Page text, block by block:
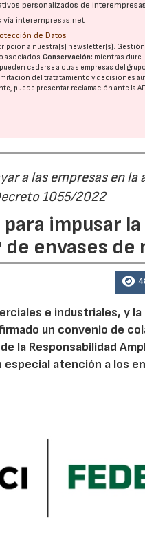
personalizados de
vía interempresas.net
de Datos
a nuestra(s) newsletter(s).
asociados.Conservación: mientras dure
cederse a otras empresas del grupo
del tratatamiento y decisiones
puede presentar reclamación ante la
a las empresas en
1055/2022
impusar
envases de
e industriales, y la
un convenio de
la Responsabilidad
atención a los
23/07/2026